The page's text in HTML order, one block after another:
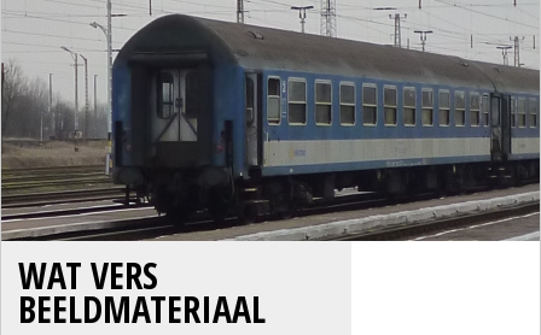
WAT VERS
BEELDMATERIAAL